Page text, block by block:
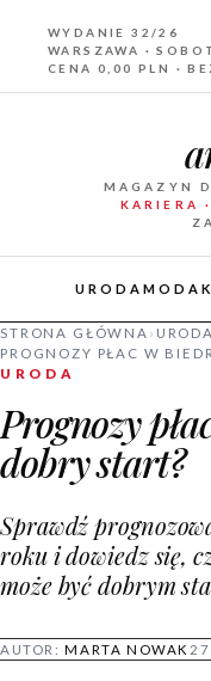
WYDANIE 32/26
WARSZAWA ·
CENA 0,00 PLN ·
MAGAZYN
KARIERA
URODAMODA
STRONA GŁÓWNA › URODA
PROGNOZY PŁAC W
URODA
Prognozy
dobry start?
Sprawdź
roku i dowiedz się,
może być dobrym
AUTOR:MARTA NOWAK